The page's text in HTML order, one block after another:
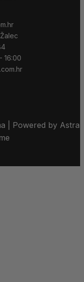
16:00
| Powered by Astra